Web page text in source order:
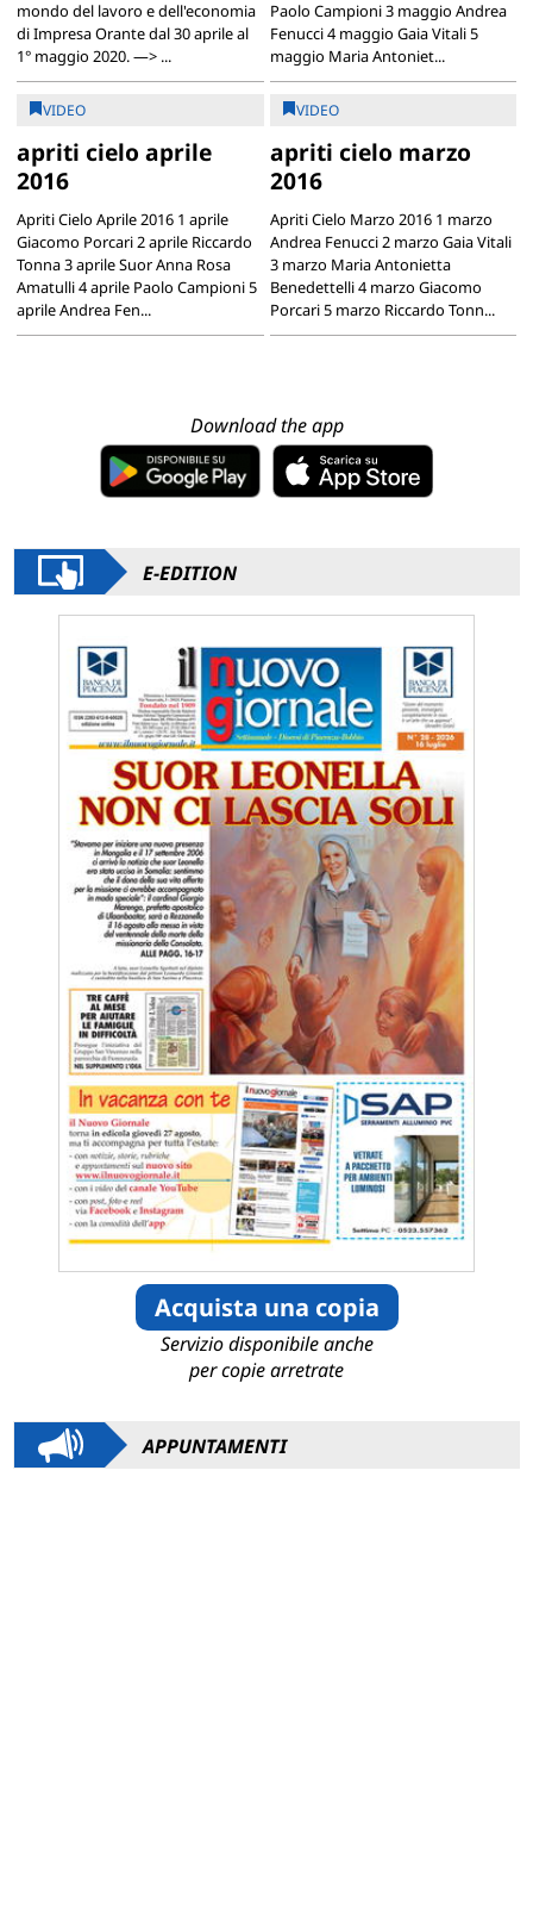
mondo del lavoro e dell'economia
di Impresa Orante dal 30 aprile al
1° maggio 2020. —> ...
Paolo Campioni 3 maggio Andrea
Fenucci 4 maggio Gaia Vitali 5
maggio Maria Antoniet...
VIDEO
apriti cielo aprile
2016
Apriti Cielo Aprile 2016 1 aprile
Giacomo Porcari 2 aprile Riccardo
Tonna 3 aprile Suor Anna Rosa
Amatulli 4 aprile Paolo Campioni 5
aprile Andrea Fen...
VIDEO
apriti cielo marzo
2016
Apriti Cielo Marzo 2016 1 marzo
Andrea Fenucci 2 marzo Gaia Vitali
3 marzo Maria Antonietta
Benedettelli 4 marzo Giacomo
Porcari 5 marzo Riccardo Tonn...
Download the app
E-EDITION
Acquista una copia
Servizio disponibile anche
per copie arretrate
APPUNTAMENTI